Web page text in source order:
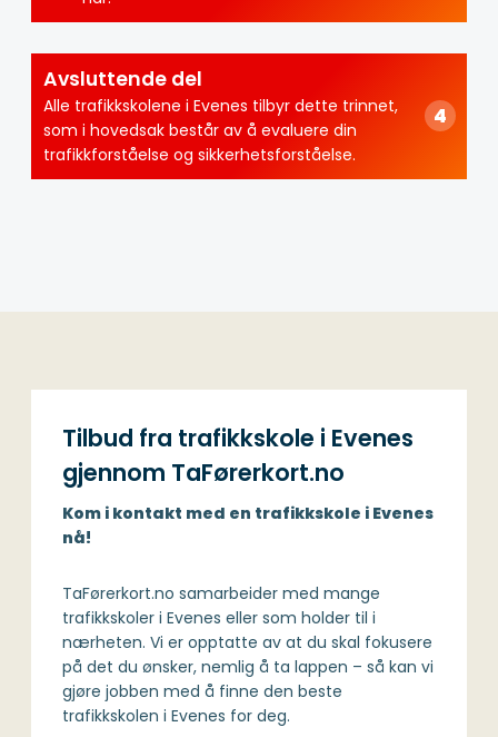
Avsluttende del
Alle trafikkskolene i Evenes tilbyr dette trinnet,
som i hovedsak består av å evaluere din
trafikkforståelse og sikkerhetsforståelse.
Tilbud fra trafikkskole i Evenes
gjennom TaFørerkort.no
Kom i kontakt med en trafikkskole i Evenes
nå!
TaFørerkort.no samarbeider med mange
trafikkskoler i Evenes eller som holder til i
nærheten. Vi er opptatte av at du skal fokusere
på det du ønsker, nemlig å ta lappen – så kan vi
gjøre jobben med å finne den beste
trafikkskolen i Evenes for deg.